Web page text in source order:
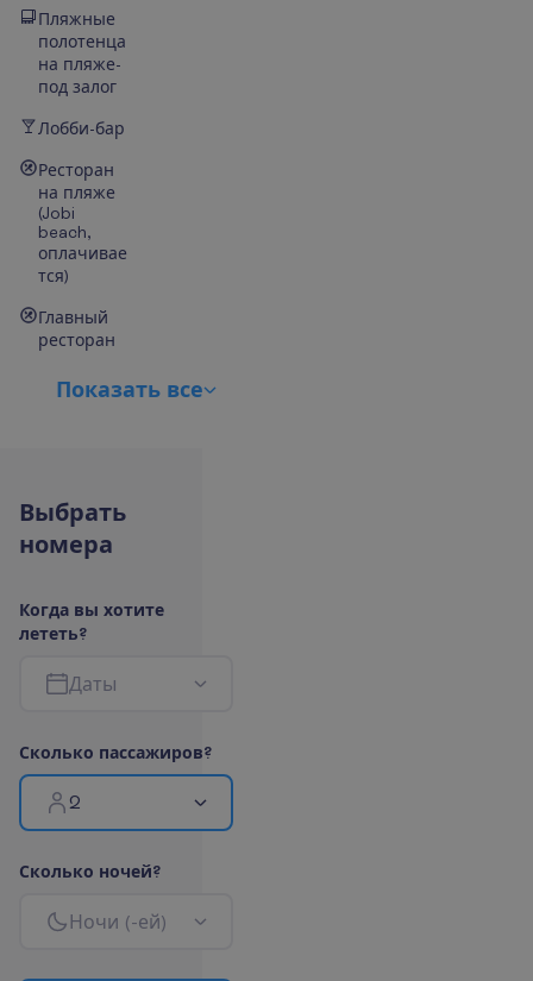
Пляжные
полотенца
на пляже-
под залог
Лобби-бар
Ресторан
на пляже
(Jobi
beach,
оплачивае
тся)
Главный
ресторан
Показать все
Выбрать
номера
Когда вы хотите
лететь?
Даты
Сколько пассажиров?
2
Сколько ночей?
Ночи (-ей)